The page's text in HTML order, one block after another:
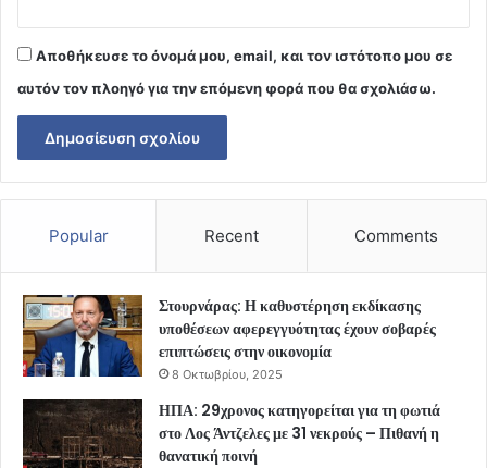
Αποθήκευσε το όνομά μου, email, και τον ιστότοπο μου σε
αυτόν τον πλοηγό για την επόμενη φορά που θα σχολιάσω.
Popular Recent Comments
Στουρνάρας: Η καθυστέρηση εκδίκασης
υποθέσεων αφερεγγυότητας έχουν σοβαρές
επιπτώσεις στην οικονομία
8 Οκτωβρίου, 2025
ΗΠΑ: 29χρονος κατηγορείται για τη φωτιά
στο Λος Άντζελες με 31 νεκρούς – Πιθανή η
θανατική ποινή